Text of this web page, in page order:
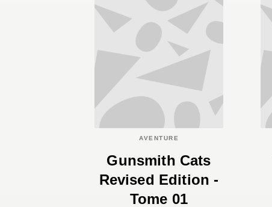
AVENTURE
Gunsmith Cats
Revised Edition -
Tome 01